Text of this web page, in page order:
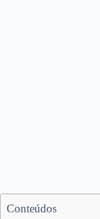
Conteúdos